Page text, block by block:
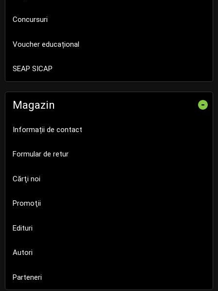
Concursuri
Voucher educațional
SEAP SICAP
Magazin -
Informații de contact
Formular de retur
Cărţi noi
Promoţii
Edituri
Autori
Parteneri